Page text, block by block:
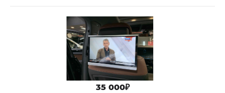
35 000₽